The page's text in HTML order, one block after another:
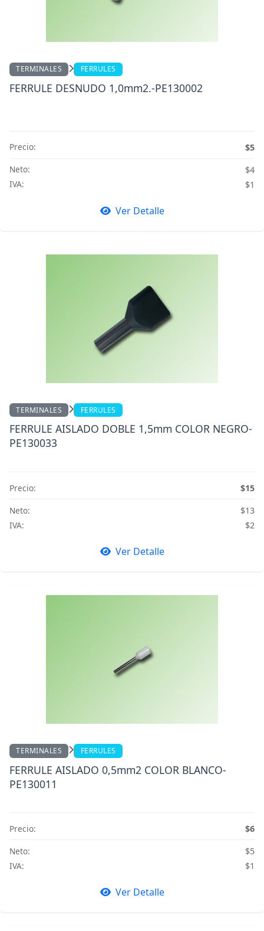
TERMINALES FERRULES
FERRULE DESNUDO 1,0mm2.-PE130002
Precio:
$5
Neto:
$4
IVA:
$1
Ver Detalle
TERMINALES FERRULES
FERRULE AISLADO DOBLE 1,5mm COLOR NEGRO-
PE130033
Precio:
$15
Neto:
$13
IVA:
$2
Ver Detalle
TERMINALES FERRULES
FERRULE AISLADO 0,5mm2 COLOR BLANCO-
PE130011
Precio:
$6
Neto:
$5
IVA:
$1
Ver Detalle